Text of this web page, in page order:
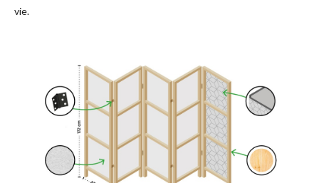
vie.